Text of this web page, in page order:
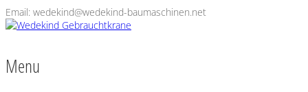
Email: wedekind@wedekind-baumaschinen.net
Menu